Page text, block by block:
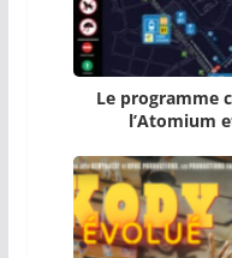
Le programme
l’Atomium